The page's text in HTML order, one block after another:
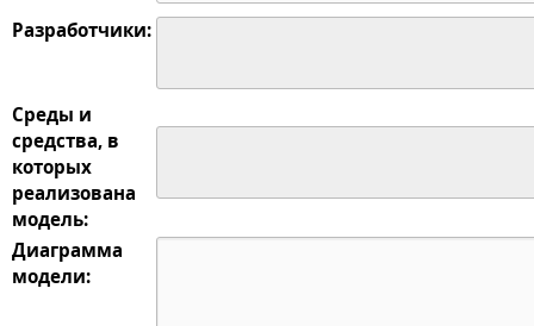
Разработчики:
Среды и
средства, в
которых
реализована
модель:
Диаграмма
модели: